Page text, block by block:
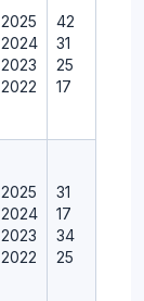
2025
2024
2023
2022
42
31
25
17
2025
2024
2023
2022
31
17
34
25